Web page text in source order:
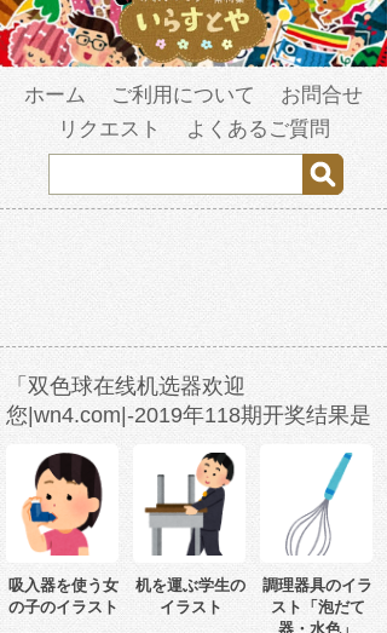
ホーム ご利用について
お問合せ
リクエスト
よくあるご質問
「双色球在线机选器欢迎
您|wn4.com|-2019年118期开奖结果是
多少-w3b2s1-2023年3月24日14时23分
41秒-s69943fco.com」の検索結果
吸入器を使う女
の子のイラスト
机を運ぶ学生の
イラスト
調理器具のイラ
スト「泡だて
器・水色」